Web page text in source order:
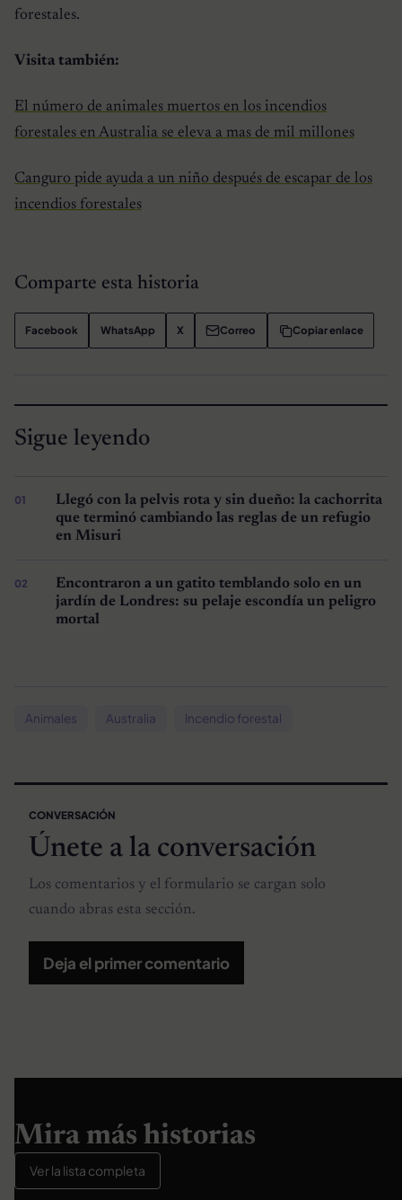
forestales.
Visita también:
El número de animales muertos en los incendios
forestales en Australia se eleva a mas de mil millones
Canguro pide ayuda a un niño después de escapar de los
incendios forestales
Comparte esta historia
Facebook WhatsApp X Correo Copiar enlace
Sigue leyendo
Llegó con la pelvis rota y sin dueño: la cachorrita
que terminó cambiando las reglas de un refugio
en Misuri
Encontraron a un gatito temblando solo en un
jardín de Londres: su pelaje escondía un peligro
mortal
Animales Australia Incendio forestal
CONVERSACIÓN
Únete a la conversación
Los comentarios y el formulario se cargan solo
cuando abras esta sección.
Deja el primer comentario
Mira más historias
Ver la lista completa